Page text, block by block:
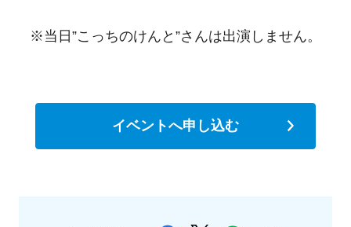
※当日”こっちのけんと”さんは出演しません。
イベントへ申し込む